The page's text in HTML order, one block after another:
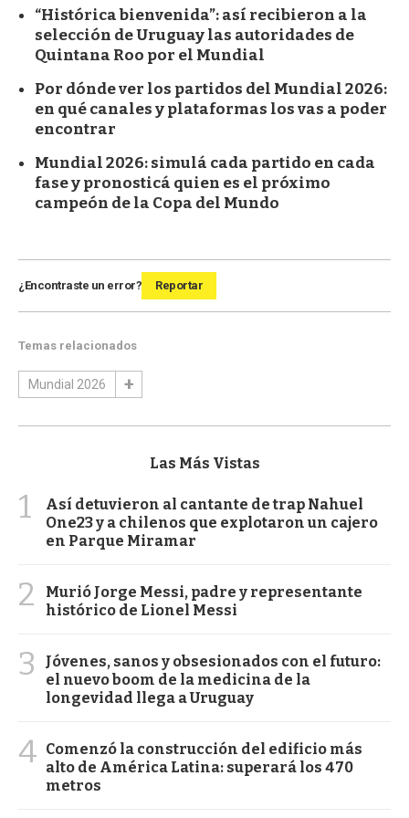
“Histórica bienvenida”: así recibieron a la
selección de Uruguay las autoridades de
Quintana Roo por el Mundial
Por dónde ver los partidos del Mundial 2026:
en qué canales y plataformas los vas a poder
encontrar
Mundial 2026: simulá cada partido en cada
fase y pronosticá quien es el próximo
campeón de la Copa del Mundo
¿Encontraste un error? Reportar
Temas relacionados
Mundial 2026
Las Más Vistas
1
Así detuvieron al cantante de trap Nahuel
One23 y a chilenos que explotaron un cajero
en Parque Miramar
2
Murió Jorge Messi, padre y representante
histórico de Lionel Messi
3
Jóvenes, sanos y obsesionados con el futuro:
el nuevo boom de la medicina de la
longevidad llega a Uruguay
4 Comenzó la construcción del edificio más
alto de América Latina: superará los 470
metros